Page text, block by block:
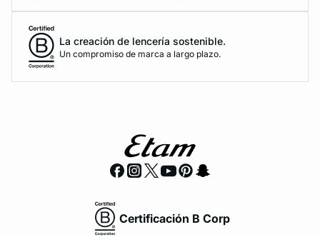
La creación de lencería sostenible.
Un compromiso de marca a largo plazo.
Certificación B Corp